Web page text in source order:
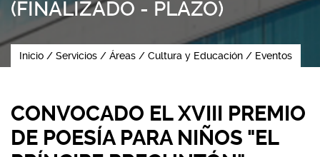
(FINALIZADO - PLAZO)
Inicio Servicios Áreas Cultura y Educación Eventos
CONVOCADO EL XVIII PREMIO
DE POESÍA PARA NIÑOS "EL